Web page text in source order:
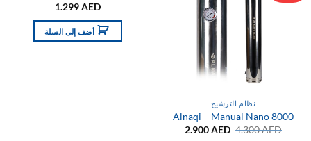
نظام الترشيح
Alnaqi – Manual Nano 8000
4.300AED
السعر2.900AED
1.299AED
أضف إلى السلة